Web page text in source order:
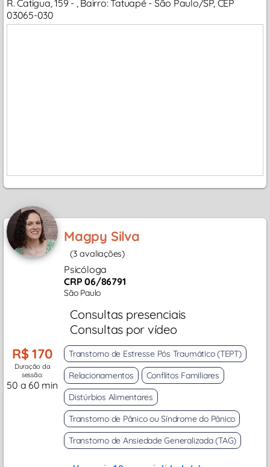
R. Catigua, 159 - , Bairro: Tatuapé - São Paulo/SP, CEP
03065-030
Magpy Silva
(3 avaliações)
Psicóloga
CRP 06/86791
São Paulo
Consultas presenciais
Consultas por vídeo
R$ 170
Duração da
sessão:
50 a 60 min
Transtorno de Estresse Pós Traumático (TEPT)
Relacionamentos
Conflitos Familiares
Distúrbios Alimentares
Transtorno de Pânico ou Síndrome do Pânico
Transtorno de Ansiedade Generalizada (TAG)